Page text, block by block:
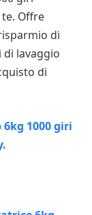
te. Offre
di
lavaggio
di